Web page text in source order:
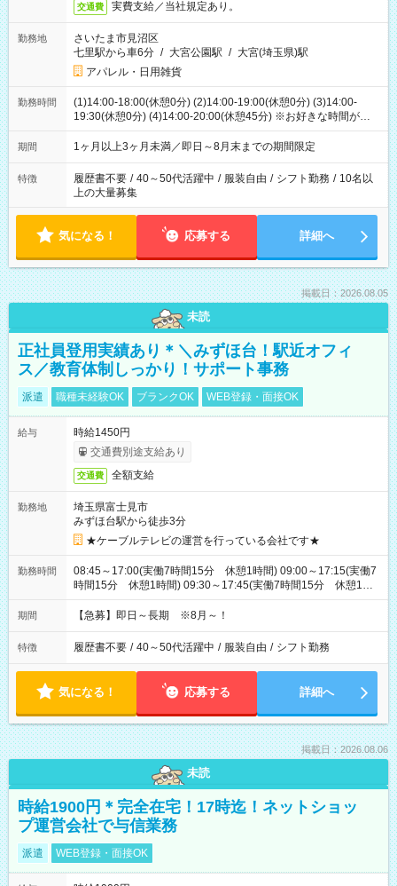
交通費 実費支給／当社規定あり。
勤務地
さいたま市見沼区
七里駅から車6分 / 大宮公園駅 / 大宮(埼玉県)駅
アパレル・日用雑貨
勤務時間
(1)14:00-18:00(休憩0分) (2)14:00-19:00(休憩0分) (3)14:00-
19:30(休憩0分) (4)14:00-20:00(休憩45分) ※お好きな時間が選べ
ます
期間 1ヶ月以上3ヶ月未満／即日～8月末までの期間限定
特徴 履歴書不要 / 40～50代活躍中 / 服装自由 / シフト勤務 / 10名以
上の大量募集
気になる！ 応募する 詳細へ
掲載日：2026.08.05
未読
正社員登用実績あり＊＼みずほ台！駅近オフィ
ス／教育体制しっかり！サポート事務
派遣 職種未経験OK ブランクOK WEB登録・面接OK
給与
時給1450円
交通費別途支給あり
交通費 全額支給
勤務地
埼玉県富士見市
みずほ台駅から徒歩3分
★ケーブルテレビの運営を行っている会社です★
勤務時間
08:45～17:00(実働7時間15分 休憩1時間) 09:00～17:15(実働7
時間15分 休憩1時間) 09:30～17:45(実働7時間15分 休憩1時
間) ※11:45～20:00：週1回程度遅番あります(在宅勤務OK) ※配
属チームにより
期間 【急募】即日～長期 ※8月～！
特徴 履歴書不要 / 40～50代活躍中 / 服装自由 / シフト勤務
気になる！ 応募する 詳細へ
掲載日：2026.08.06
未読
時給1900円＊完全在宅！17時迄！ネットショッ
プ運営会社で与信業務
派遣 WEB登録・面接OK